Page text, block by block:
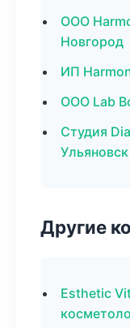
ООО
Новгород
ИП
ООО Lab
Студия
Ульяновск
Другие
Esthetic